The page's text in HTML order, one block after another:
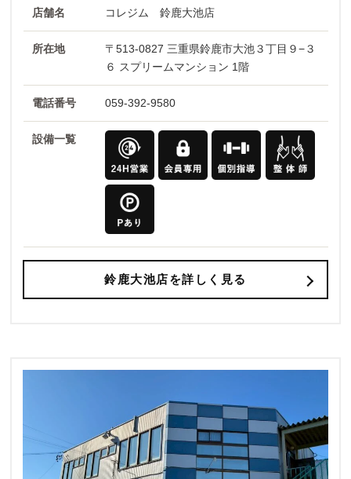
店舗名 コレジム 鈴鹿大池店
所在地
〒513-0827 三重県鈴鹿市大池３丁目９−３
６ スプリームマンション 1階
電話番号 059-392-9580
設備一覧
鈴鹿大池店を詳しく見る